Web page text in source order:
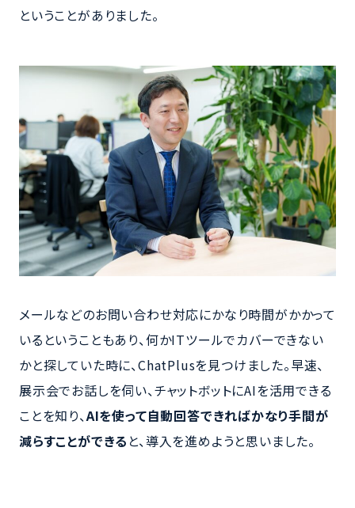
ということがありました。
メールなどのお問い合わせ対応にかなり時間がかかって
いるということもあり、何かITツールでカバーできない
かと探していた時に、ChatPlusを見つけました。早速、
展示会でお話しを伺い、チャットボットにAIを活用できる
ことを知り、AIを使って自動回答できればかなり手間が
減らすことができる と、導入を進めようと思いました。